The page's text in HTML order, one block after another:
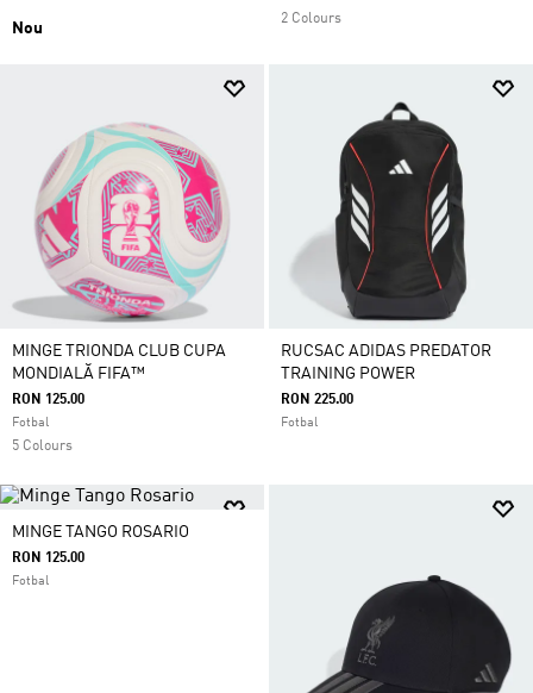
Nou
2 Colours
MINGE TRIONDA CLUB CUPA
MONDIALĂ FIFA™
RON 125.00
Fotbal
5 Colours
RUCSAC ADIDAS PREDATOR
TRAINING POWER
RON 225.00
Fotbal
MINGE TANGO ROSARIO
RON 125.00
Fotbal